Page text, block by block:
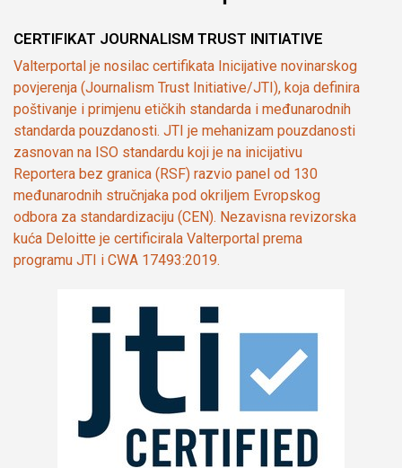
CERTIFIKAT JOURNALISM TRUST INITIATIVE
Valterportal je nosilac certifikata Inicijative novinarskog
povjerenja (Journalism Trust Initiative/JTI), koja definira
poštivanje i primjenu etičkih standarda i međunarodnih
standarda pouzdanosti. JTI je mehanizam pouzdanosti
zasnovan na ISO standardu koji je na inicijativu
Reportera bez granica (RSF) razvio panel od 130
međunarodnih stručnjaka pod okriljem Evropskog
odbora za standardizaciju (CEN). Nezavisna revizorska
kuća Deloitte je certificirala Valterportal prema
programu JTI i CWA 17493:2019.